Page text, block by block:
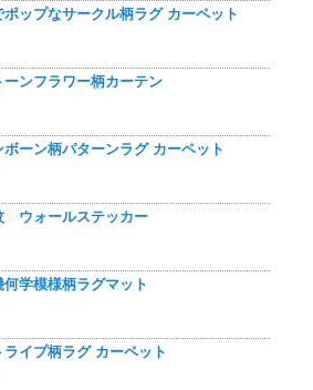
ップなサークル柄ラグ カーペット
ーンフラワー柄カーテン
ーン柄パターンラグ カーペット
ウォールステッカー
学模様柄ラグマット
イプ柄ラグ カーペット